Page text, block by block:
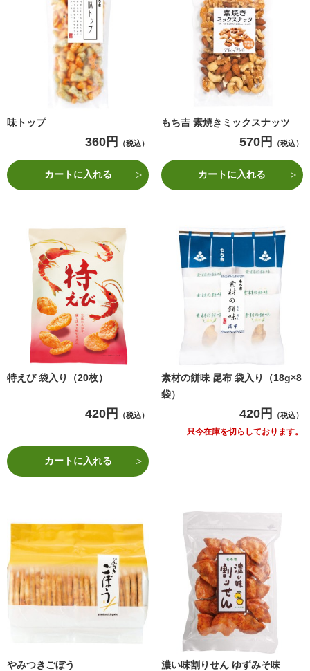
味トップ
360円 （税込）
カートに入れる
もち吉 素焼きミックスナッツ
570円 （税込）
カートに入れる
特えび 袋入り（20枚）
420円 （税込）
カートに入れる
素材の餅味 昆布 袋入り（18g×8
袋）
420円 （税込）
只今在庫を切らしております。
やみつきごぼう 濃い味割りせん ゆずみそ味